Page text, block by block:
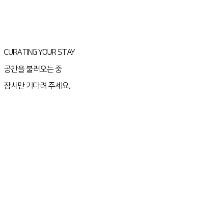
CURATING YOUR STAY
공간을 불러오는 중
잠시만 기다려 주세요.